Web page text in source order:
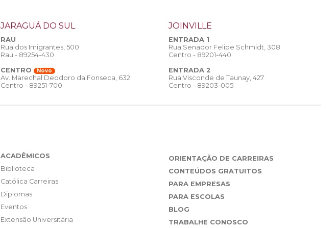
JARAGUÁ DO SUL
RAU
Rua dos Imigrantes, 500
Rau - 89254-430
CENTRO
Novo
Av. Marechal Deodoro da Fonseca, 632
Centro - 89251-700
JOINVILLE
ENTRADA 1
Rua Senador Felipe Schmidt, 308
Centro - 89201-440
ENTRADA 2
Rua Visconde de Taunay, 427
Centro - 89203-005
ACADÊMICOS
Biblioteca
Católica Carreiras
Diplomas
Eventos
Extensão Universitária
ORIENTAÇÃO DE CARREIRAS
CONTEÚDOS GRATUITOS
PARA EMPRESAS
PARA ESCOLAS
BLOG
TRABALHE CONOSCO